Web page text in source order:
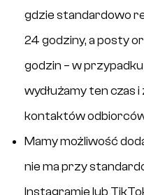
gdzie standardowo
24 godziny, a posty
godzin – w
wydłużamy ten czas
kontaktów
Mamy możliwość
nie ma przy
Instagramie lub